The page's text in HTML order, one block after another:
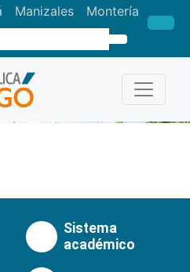
Manizales Montería
Sistema
académico